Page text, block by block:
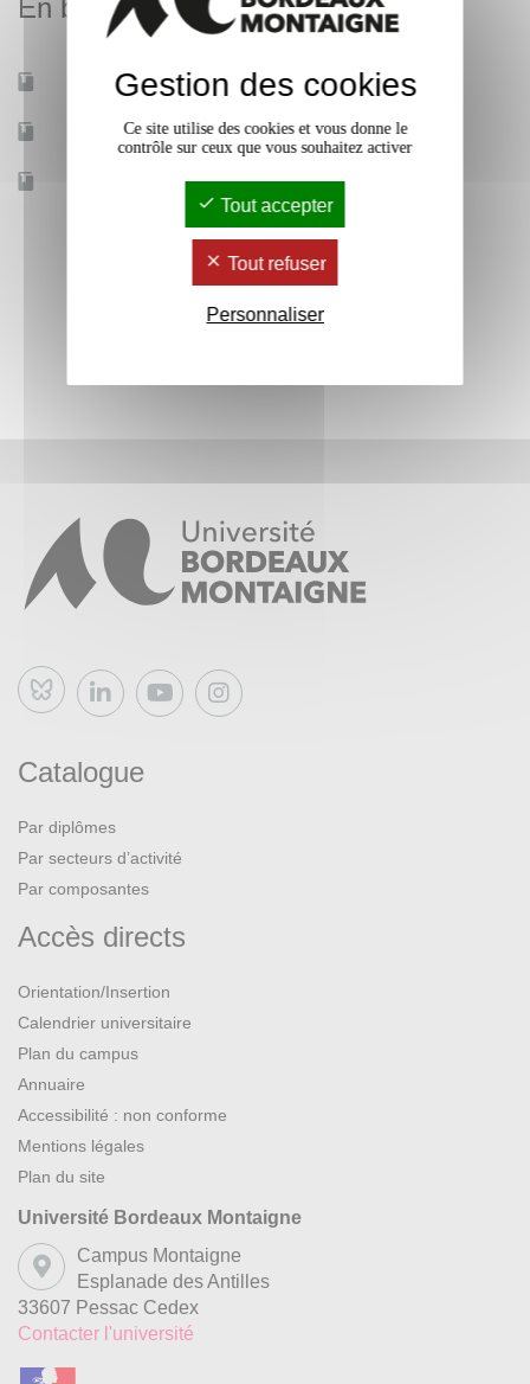
En bref
Mobilité d'études Non
Accessible à distance Non
25
Bluesky
Catalogue
Par diplômes
Par secteurs d’activité
Par composantes
Accès directs
Orientation/Insertion
Calendrier universitaire
Plan du campus
Annuaire
Accessibilité : non conforme
Mentions légales
Plan du site
Université Bordeaux Montaigne
Campus Montaigne
Esplanade des Antilles
33607 Pessac Cedex
Contacter l'université
Gestion des cookies
Ce site utilise des cookies et vous donne le
contrôle sur ceux que vous souhaitez activer
Tout accepter
Tout refuser
Personnaliser